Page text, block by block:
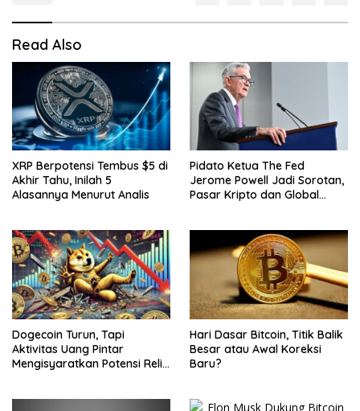
Read Also
XRP Berpotensi Tembus $5 di
Akhir Tahu, Inilah 5
Alasannya Menurut Analis
Pidato Ketua The Fed
Jerome Powell Jadi Sorotan,
Pasar Kripto dan Global
Dogecoin Turun, Tapi
Aktivitas Uang Pintar
Mengisyaratkan Potensi Reli
Hari Dasar Bitcoin, Titik Balik
Besar atau Awal Koreksi
Baru?